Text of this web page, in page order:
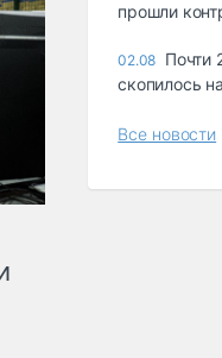
прошли
02.08 Почти
скопилось
Все новости